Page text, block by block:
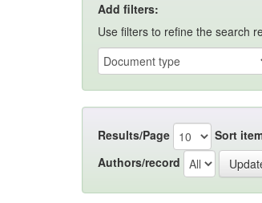
Add filters:
Use filters to refine the search
Results/Page Sort
Authors/record